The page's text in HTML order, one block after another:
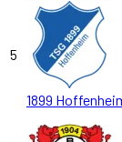
5
1899